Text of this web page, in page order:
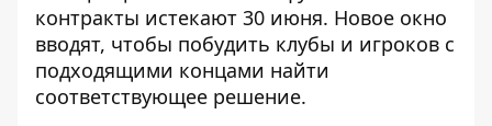
контракты истекают 30 июня. Новое окно
вводят, чтобы побудить клубы и игроков с
подходящими концами найти
соответствующее решение.